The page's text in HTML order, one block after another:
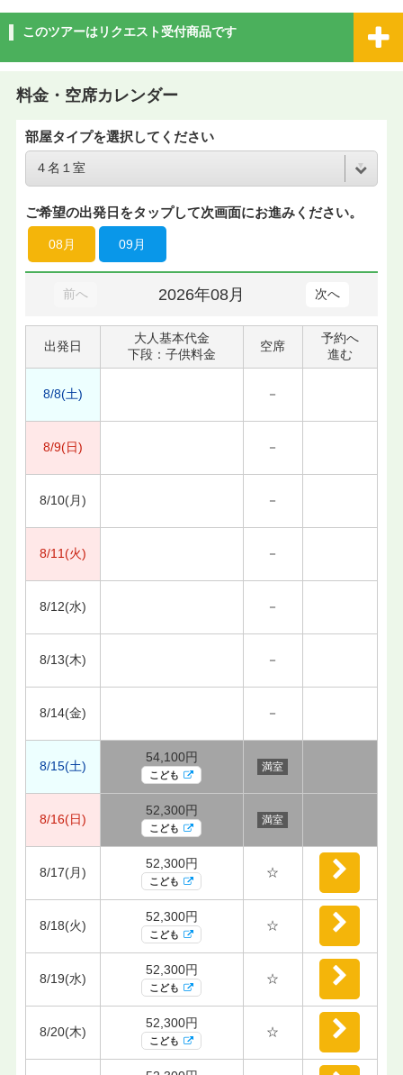
このツアーはリクエスト受付商品です
料金・空席カレンダー
部屋タイプを選択してください
ご希望の出発日をタップして次画面にお進みください。
08月 09月
前へ 2026年08月 次へ
出発日
大人基本代金
下段：子供料金
空席
予約へ
進む
8/8(土) －
8/9(日) －
8/10(月) －
8/11(火) －
8/12(水) －
8/13(木) －
8/14(金) －
8/15(土)
54,100円
こども
満室
8/16(日)
52,300円
こども
満室
8/17(月)
52,300円
こども
☆
8/18(火)
52,300円
こども
☆
8/19(水)
52,300円
こども
☆
8/20(木)
52,300円
こども
☆